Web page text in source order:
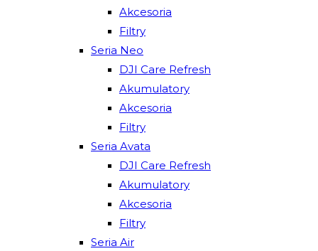
Akcesoria
Filtry
Seria Neo
DJI Care Refresh
Akumulatory
Akcesoria
Filtry
Seria Avata
DJI Care Refresh
Akumulatory
Akcesoria
Filtry
Seria Air